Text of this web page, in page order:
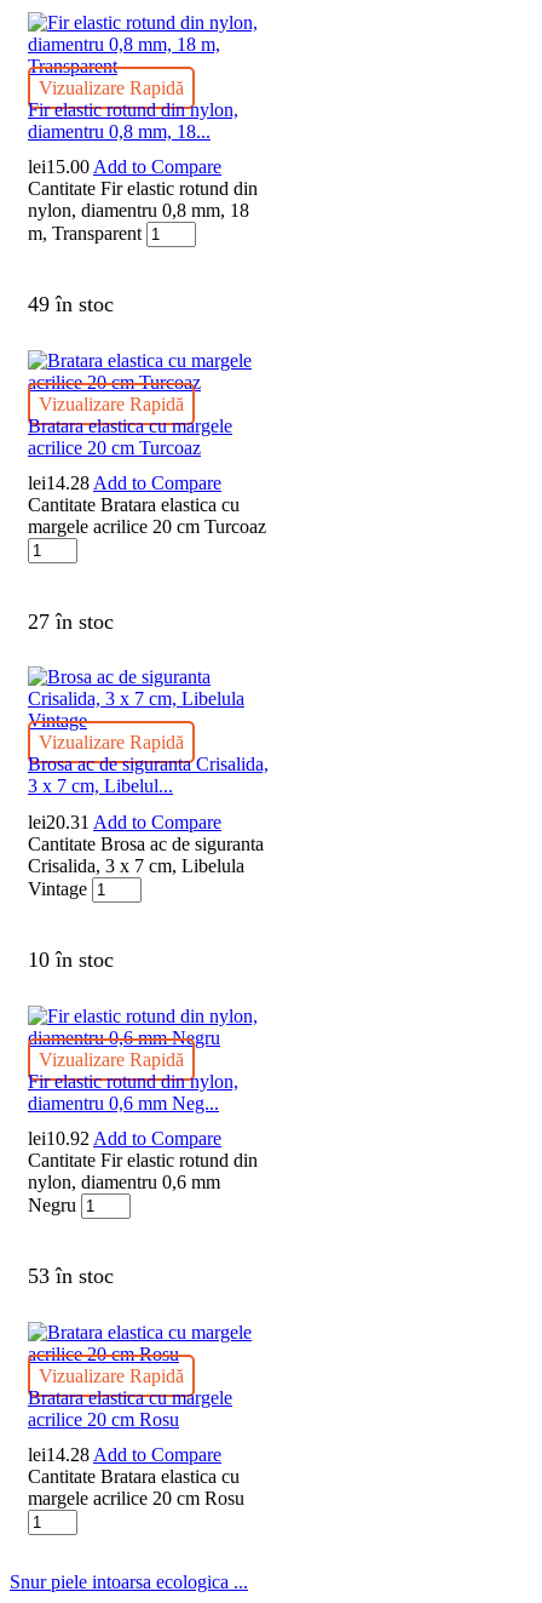
Vizualizare Rapidă
Fir elastic rotund din nylon,
diamentru 0,8 mm, 18...
lei15.00 Add to Compare
Cantitate Fir elastic rotund din
nylon, diamentru 0,8 mm, 18
m, Transparent
49 în stoc
Vizualizare Rapidă
Bratara elastica cu margele
acrilice 20 cm Turcoaz
lei14.28 Add to Compare
Cantitate Bratara elastica cu
margele acrilice 20 cm Turcoaz
27 în stoc
Vizualizare Rapidă
Brosa ac de siguranta Crisalida,
3 x 7 cm, Libelul...
lei20.31 Add to Compare
Cantitate Brosa ac de siguranta
Crisalida, 3 x 7 cm, Libelula
Vintage
10 în stoc
Vizualizare Rapidă
Fir elastic rotund din nylon,
diamentru 0,6 mm Neg...
lei10.92 Add to Compare
Cantitate Fir elastic rotund din
nylon, diamentru 0,6 mm
Negru
53 în stoc
Vizualizare Rapidă
Bratara elastica cu margele
acrilice 20 cm Rosu
lei14.28 Add to Compare
Cantitate Bratara elastica cu
margele acrilice 20 cm Rosu
Snur piele intoarsa ecologica ...